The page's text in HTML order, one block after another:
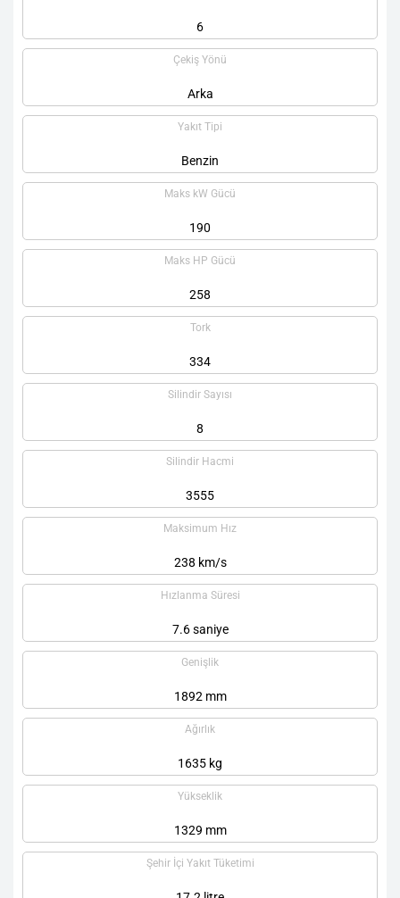
6
Çekiş Yönü
Arka
Yakıt Tipi
Benzin
Maks kW Gücü
190
Maks HP Gücü
258
Tork
334
Silindir Sayısı
8
Silindir Hacmi
3555
Maksimum Hız
238 km/s
Hızlanma Süresi
7.6 saniye
Genişlik
1892 mm
Ağırlık
1635 kg
Yükseklik
1329 mm
Şehir İçi Yakıt Tüketimi